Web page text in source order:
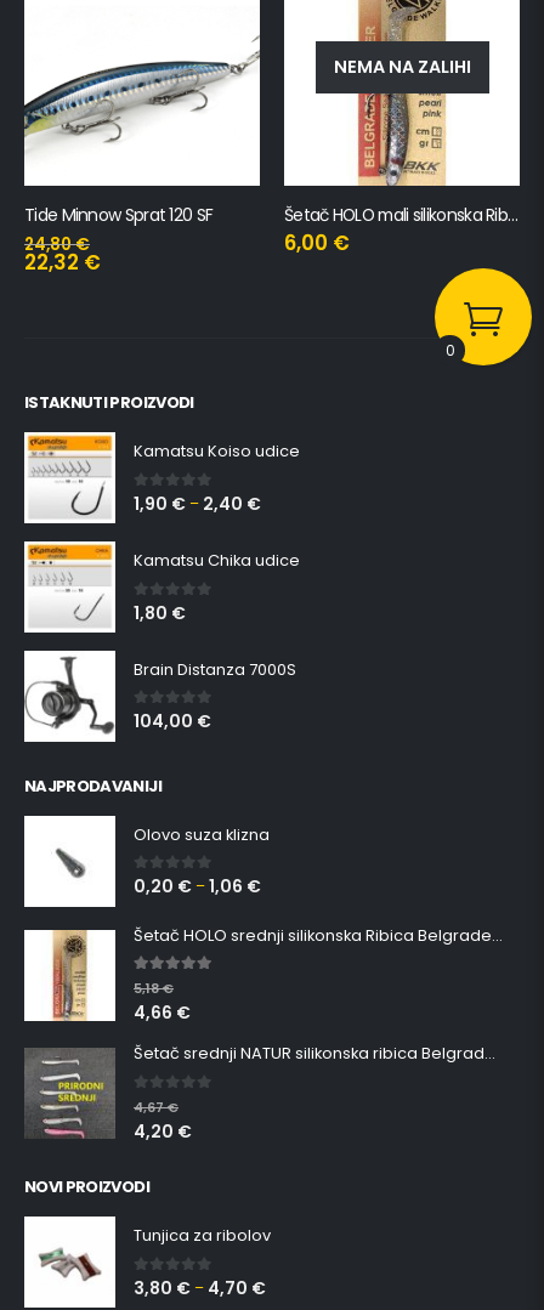
Tide Minnow Sprat 120 SF
24,80€
22,32 €
NEMA NA ZALIHI
Šetač HOLO mali silikonska Ribica Belgrade Walker
6,00 €
ISTAKNUTI PROIZVODI
Kamatsu Koiso udice
0 out of 5
1,90 € – 2,40 €
Kamatsu Chika udice
0 out of 5
1,80 €
Brain Distanza 7000S
0out of 5
104,00 €
NAJPRODAVANIJI
Olovo suza klizna
0 out of 5
0,20 € –1,06 €
Šetač HOLO srednji silikonska Ribica Belgrade Walker
5.00out of 5
5,18€
4,66 €
Šetač srednji NATUR silikonska ribica Belgrade Walker
0 out of 5
4,67€
4,20 €
NOVI PROIZVODI
Tunjica za ribolov
0 out of 5
3,80 € – 4,70 €
0